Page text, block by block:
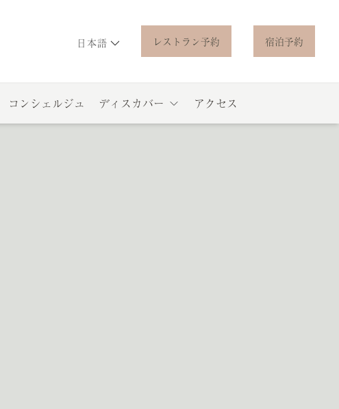
日本語 レストラン予約 宿泊予約
コンシェルジュ ディスカバー アクセス